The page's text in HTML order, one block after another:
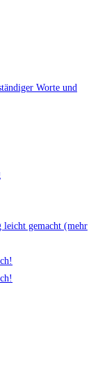
Wor­te und
leicht gemacht (mehr